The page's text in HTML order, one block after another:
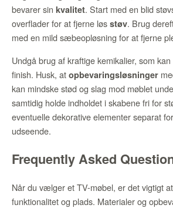
bevarer sin kvalitet. Start med en blid
overflader for at fjerne løs støv. Brug
med en mild sæbeopløsning for at fjerne
Undgå brug af kraftige kemikalier, som
finish. Husk, at opbevaringsløsninger
kan mindske stød og slag mod møblet
samtidig holde indholdet i skabene fri for
eventuelle dekorative elementer separat
udseende.
Frequently Asked
Når du vælger et TV-møbel, er det vigtigt
funktionalitet og plads. Materialer og